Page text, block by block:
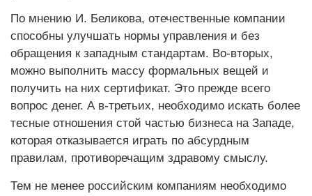
По мнению И. Беликова, отечественные компании
способны улучшать нормы управления и без
обращения к западным стандартам. Во-вторых,
можно выполнить массу формальных вещей и
получить на них сертификат. Это прежде всего
вопрос денег. А в-третьих, необходимо искать более
тесные отношения стой частью бизнеса на Западе,
которая отказывается играть по абсурдным
правилам, противоречащим здравому смыслу.
Тем не менее российским компаниям необходимо